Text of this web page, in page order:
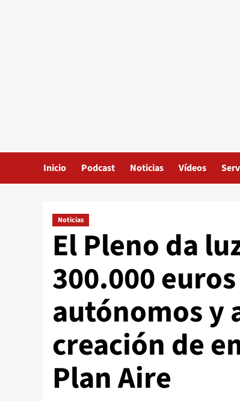
Inicio Podcast Noticias Vídeos
Noticias
El Pleno da
300.000
autónomos y
creación de
Plan Aire